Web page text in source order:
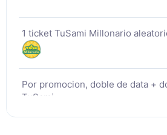
1 ticket TuSami Millonario
Por promocion, doble de data +
TuSami